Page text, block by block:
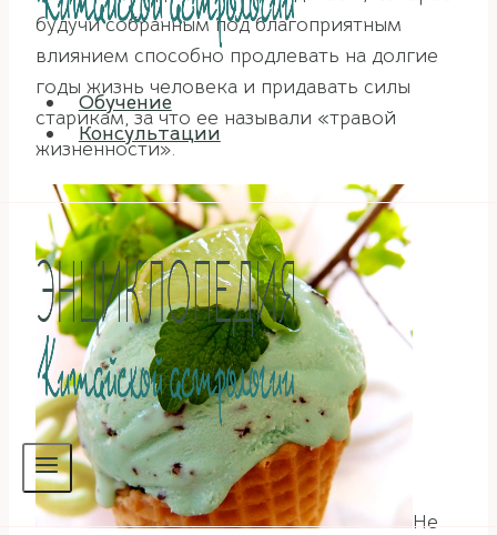
Обучение
Консультации
будучи собранным под благоприятным
влиянием способно продлевать на долгие
годы жизнь человека и придавать силы
старикам, за что ее называли «травой
жизненности».
Не